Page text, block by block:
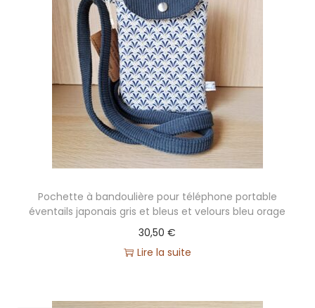
Pochette à bandoulière pour téléphone portable
éventails japonais gris et bleus et velours bleu orage
30,50€
Lire la suite